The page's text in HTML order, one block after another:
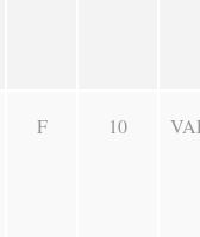
F 10